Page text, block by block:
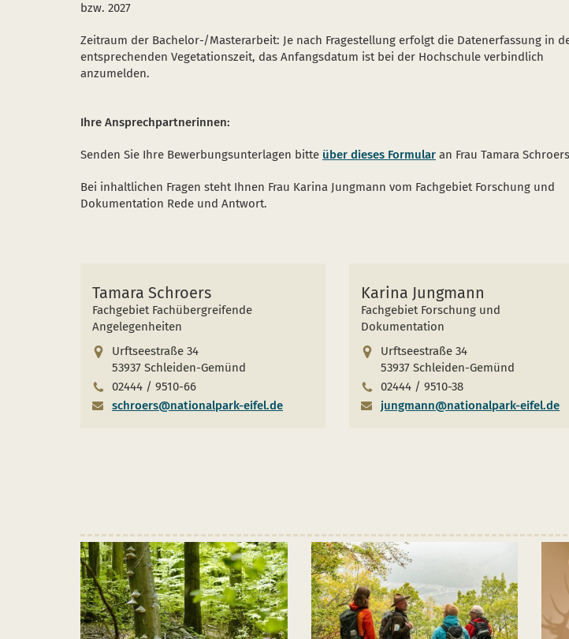
bzw. 2027
Zeitraum der Bachelor-/Masterarbeit: Je nach Fragestellung erfolgt die Datenerfassung in
entsprechenden Vegetationszeit, das Anfangsdatum ist bei der Hochschule verbindlich
anzumelden.
Ihre Ansprechpartnerinnen:
Senden Sie Ihre Bewerbungsunterlagen bitte über dieses Formular an Frau Tamara
Bei inhaltlichen Fragen steht Ihnen Frau Karina Jungmann vom Fachgebiet Forschung und
Dokumentation Rede und Antwort.
Tamara Schroers
Fachgebiet Fachübergreifende
Angelegenheiten
Urftseestraße 34
53937 Schleiden-Gemünd
02444 / 9510-66
schroers@nationalpark-eifel.de
Karina Jungmann
Fachgebiet Forschung und
Dokumentation
Urftseestraße 34
53937 Schleiden-Gemünd
02444 / 9510-38
jungmann@nationalpark-eifel.de